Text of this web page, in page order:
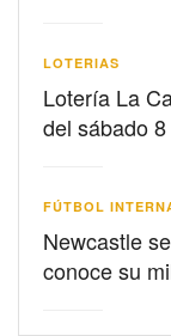
LOTERIAS
Lotería La
del sábado
FÚTBOL
Newcastle
conoce su